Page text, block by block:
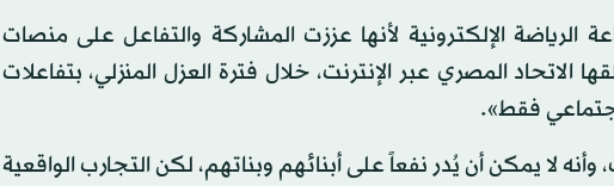
الإلكترونية لأنها عززت المشاركة والتفاعل على منصات
الاتحاد المصري عبر الإنترنت، خلال فترة العزل المنزلي، بتفاعلات
فقط».
لا يمكن أن يُدر نفعاً على أبنائهم وبناتهم، لكن التجارب الواقعية